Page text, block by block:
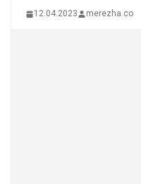
12.04.2023 merezha.co